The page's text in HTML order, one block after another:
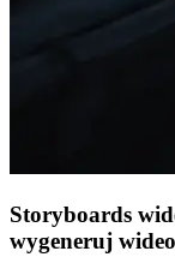
Storyboards
wygeneruj wideo